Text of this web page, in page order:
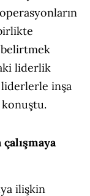
belirtmek
liderlik
inşa
ilişkin